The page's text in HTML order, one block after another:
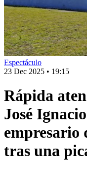
Espectáculo
23 Dec 2025 • 19:15
Rápida
José
empresario
tras una